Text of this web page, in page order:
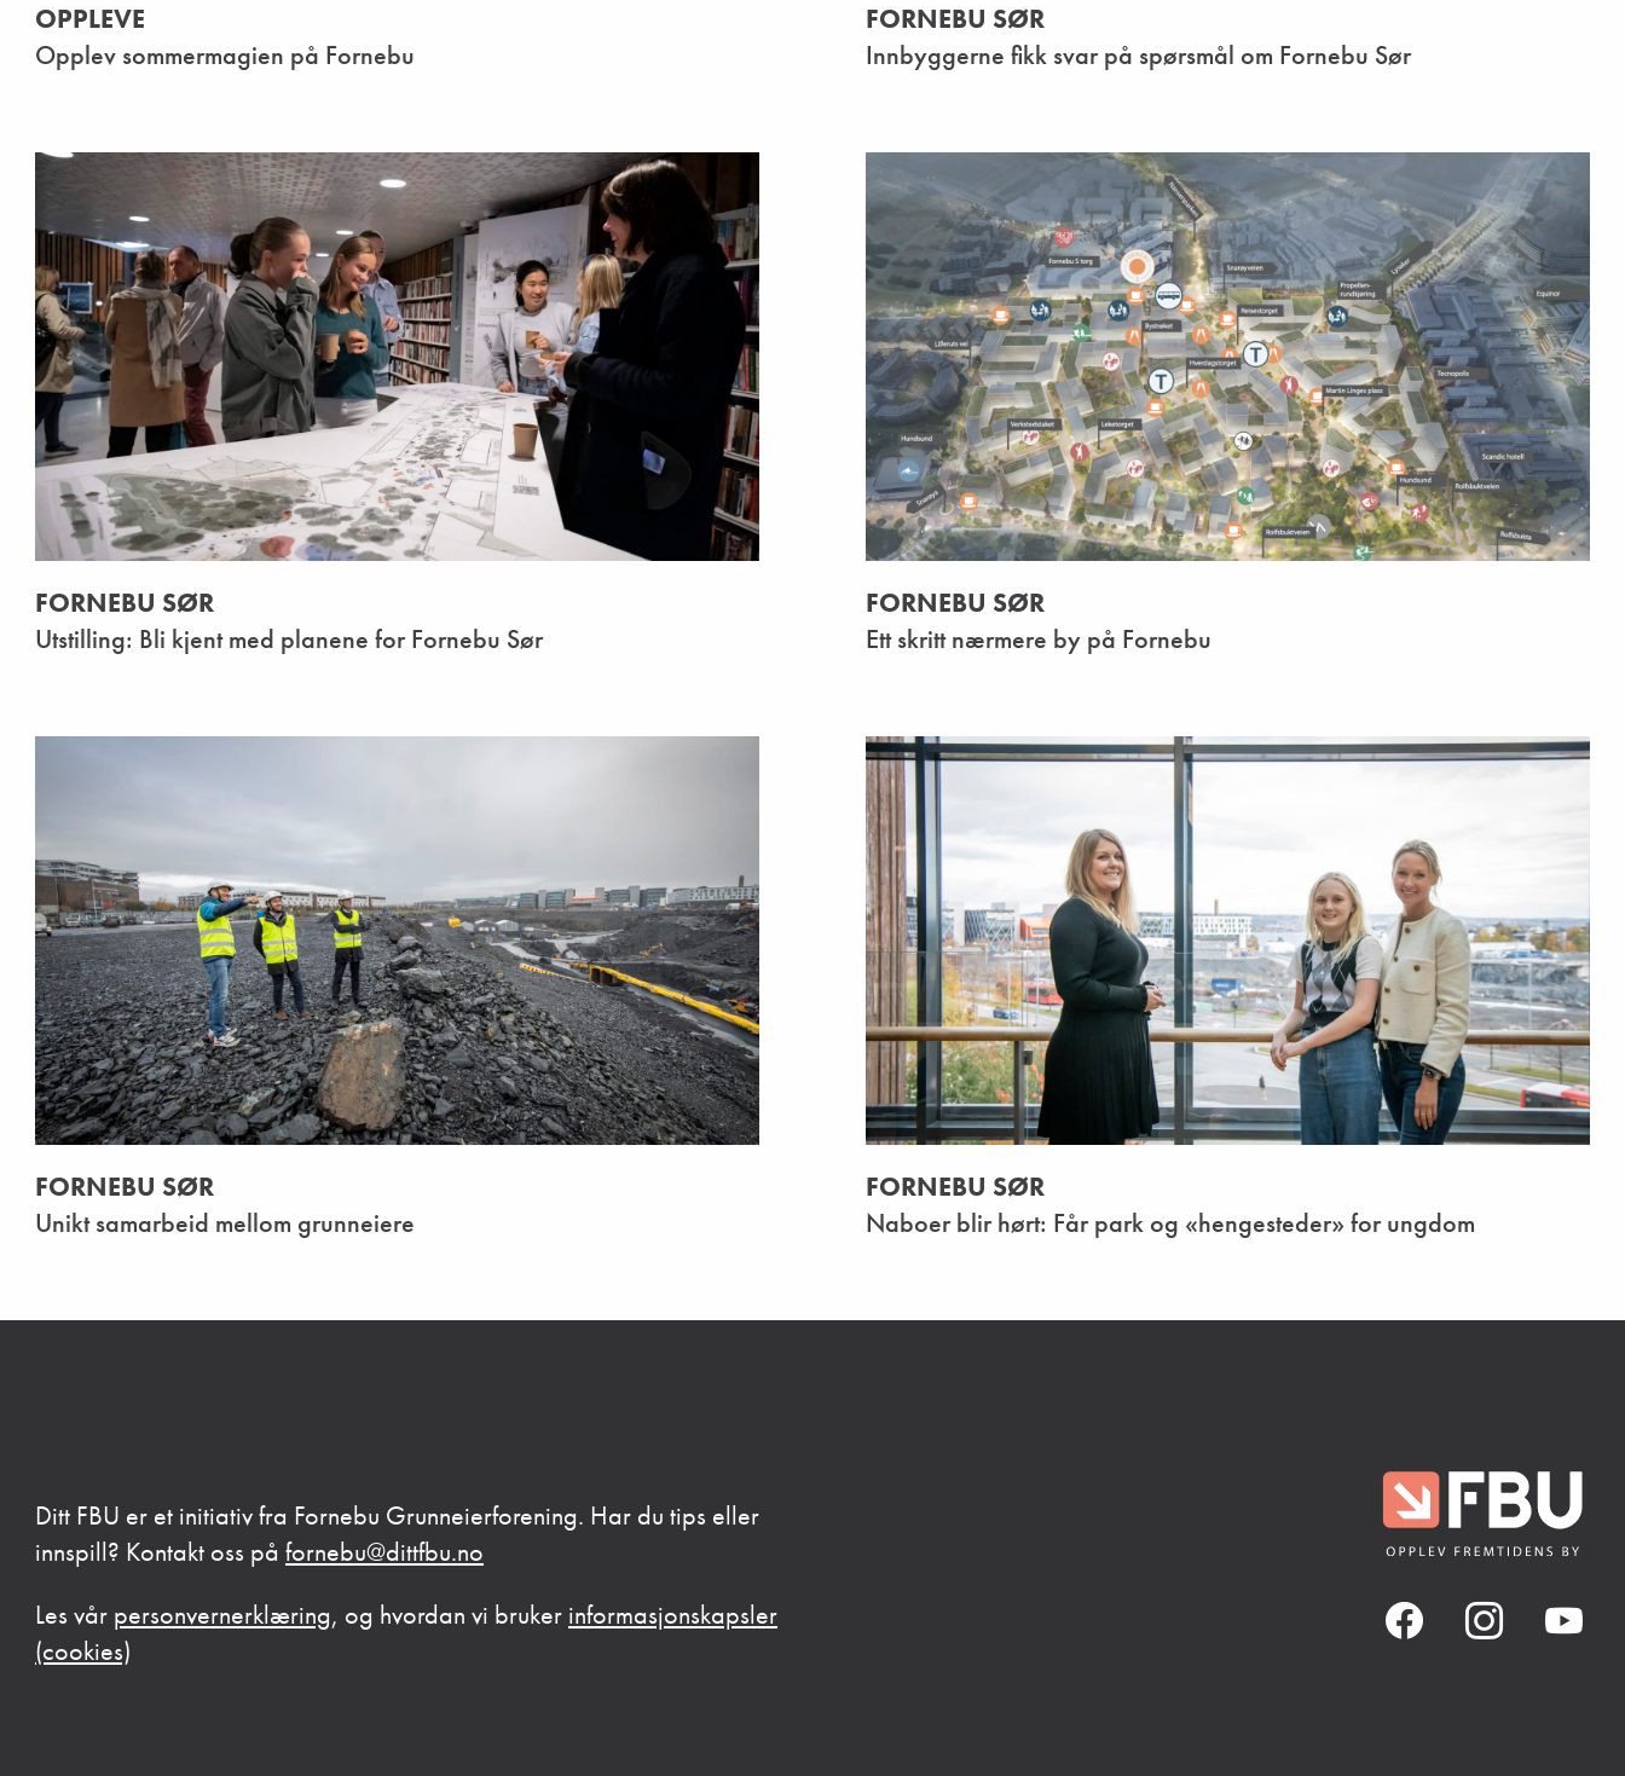
OPPLEVE
Opplev sommermagien på Fornebu
FORNEBU SØR
Innbyggerne fikk svar på spørsmål om Fornebu Sør
FORNEBU SØR
Utstilling: Bli kjent med planene for Fornebu Sør
FORNEBU SØR
Ett skritt nærmere by på Fornebu
FORNEBU SØR
Unikt samarbeid mellom grunneiere
FORNEBU SØR
Naboer blir hørt: Får park og «hengesteder» for ungdom
Ditt FBU er et initiativ fra Fornebu Grunneierforening. Har du tips eller
innspill? Kontakt oss på fornebu@dittfbu.no
Les vår personvernerklæring, og hvordan vi bruker informasjonskapsler
(cookies)